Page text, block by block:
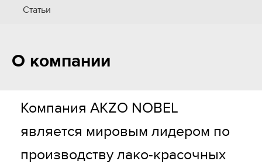
Статьи
О компании
Компания AKZO NOBEL
является мировым лидером по
производству лако-красочных